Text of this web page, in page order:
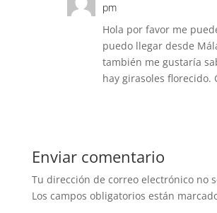
pm
Hola por favor me
puedo llegar desde
también me gustaría
hay girasoles florecido.
Enviar comentario
Tu dirección de correo electrónico no
Los campos obligatorios están